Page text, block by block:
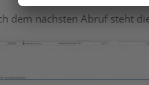
dem nächsten Abruf steht